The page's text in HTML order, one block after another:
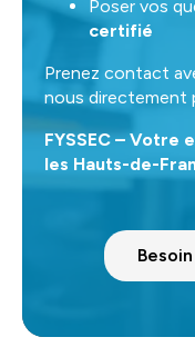
Poser vos
certifié
Prenez contact
nous directement
FYSSEC – Votre
les Hauts-de-